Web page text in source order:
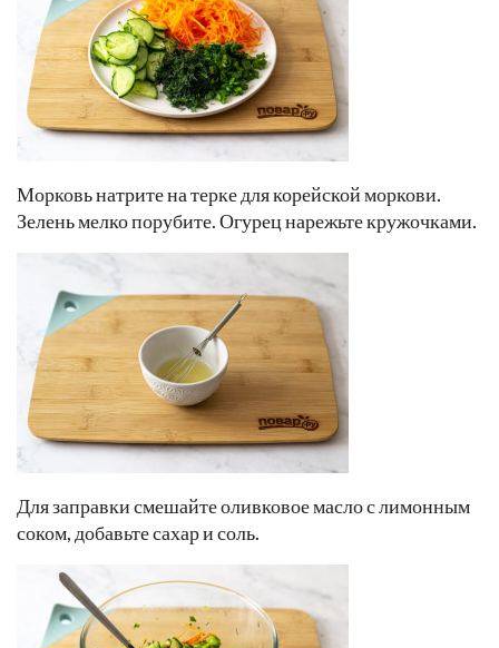
Морковь натрите на терке для корейской моркови.
Зелень мелко порубите. Огурец нарежьте кружочками.
Для заправки смешайте оливковое масло с лимонным
соком, добавьте сахар и соль.